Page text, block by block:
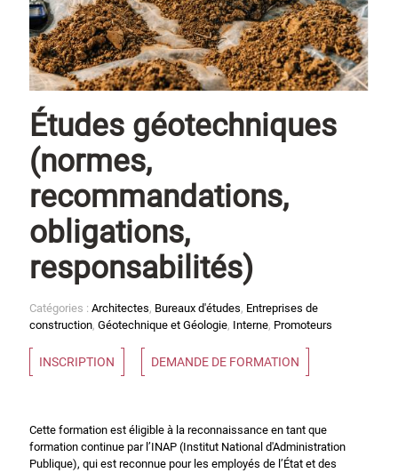
Études géotechniques
(normes,
recommandations,
obligations,
responsabilités)
Catégories : Architectes, Bureaux d'études, Entreprises de
construction, Géotechnique et Géologie, Interne, Promoteurs
INSCRIPTION DEMANDE DE FORMATION
Cette formation est éligible à la reconnaissance en tant que
formation continue par l’INAP (Institut National d'Administration
Publique), qui est reconnue pour les employés de l’État et des